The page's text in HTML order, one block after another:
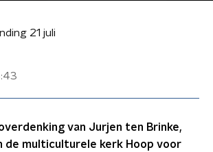
21 juli
van Jurjen ten Brinke,
de multiculturele kerk Hoop voor